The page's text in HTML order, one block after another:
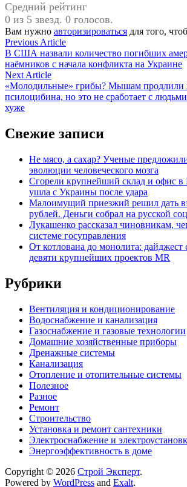
Средний рейтинг
0 из 5 звезд. 0 голосов.
Вам нужно авторизироваться для того,
Навигация
по
записям
Previous ArticlePrevious
article:
В США назвали количество погибших
наёмников с начала конфликта на Украине
Next ArticleNext
article:
«Молодильные» грибы? Мышам
псилоцибина, но это не сработает с
хуже
Свежие записи
Не мясо, а сахар? Ученые
эволюции человеческого мозга
Сгорели крупнейший склад и офис в
ушла с Украины после удара
Малоимущий приезжий решил дать
рублей. Деньги собрал на русской
Лукашенко рассказал чиновникам,
системе госуправления
От котлована до монолита: дайджест
девяти крупнейших проектов MR
Рубрики
Вентиляция и кондиционирование
Водоснабжение и канализация
Газоснабжение и газовые технологии
Домашние хозяйственные приборы
Дренажные системы
Канализация
Отопление и отопительные системы
Полезное
Разное
Ремонт
Строительство
Установка и ремонт сантехники
Электроснабжение и
Энергоэффективность в доме
Copyright © 2026 Строй Эксперт.
Powered by WordPress and Exalt.